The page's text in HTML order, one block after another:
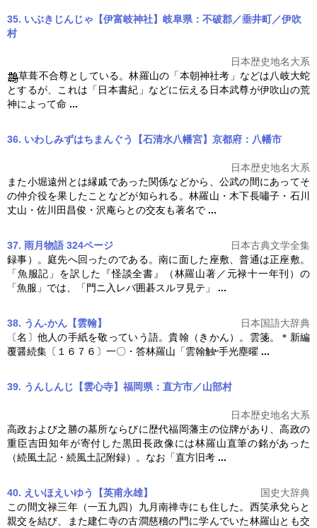
35. いぶきじんじゃ【伊富岐神社】岐阜県：不破郡／垂井町／伊吹
村
日本歴史地名大系
草葺不合尊としている。林羅山の「本朝神社考」などは八岐大蛇
とするが、これは「日本書紀」などに伝える日本武尊が伊吹山の荒
神によって命 ...
36. いわしみずはちまんぐう【石清水八幡宮】京都府：八幡市
日本歴史地名大系
また小堀遠州とは縁戚であった関係などから、公武の間にあってそ
の仲介役を果したことなどが知られる。 林羅山 ・木下長嘯子・石川
丈山・佐川田昌俊・沢庵らとの交友も著名で ...
37. 雨月物語 324ページ
日本古典文学全集
録事）。庭先へ回ったのである。南に面した座敷、普通は正座敷。
「魚服記」を訳した『怪談全書』（林羅山著／元禄十一年刊）の
「魚服」では、「門ニ入レバ囲碁スルヲ見テ」 ...
38. うん‐かん【雲翰】
日本国語大辞典
〔名〕他人の手紙を敬っていう語。貴翰（きかん）。雲箋。＊新編
覆醤続集〔１６７６〕一〇・答林羅山 「雲翰触 手光塵曜 ...
39. うんしんじ【雲心寺】福岡県：直方市／山部村
日本歴史地名大系
高政および之勝の墓所ならびに歴代福岡藩主の位牌があり、高政の
重臣吉田知年が寄付した黒田長政像には林羅山直筆の銘があった
（続風土記・続風土記附録）。なお「直方旧考 ...
40. えいほえいゆう【英甫永雄】
国史大辞典
この間文禄三年（一五九四）九月南禅寺にも住した。西笑承兌らと
親交を結び、また建仁寺の古澗慈稽の門に学んでいた林羅山とも交